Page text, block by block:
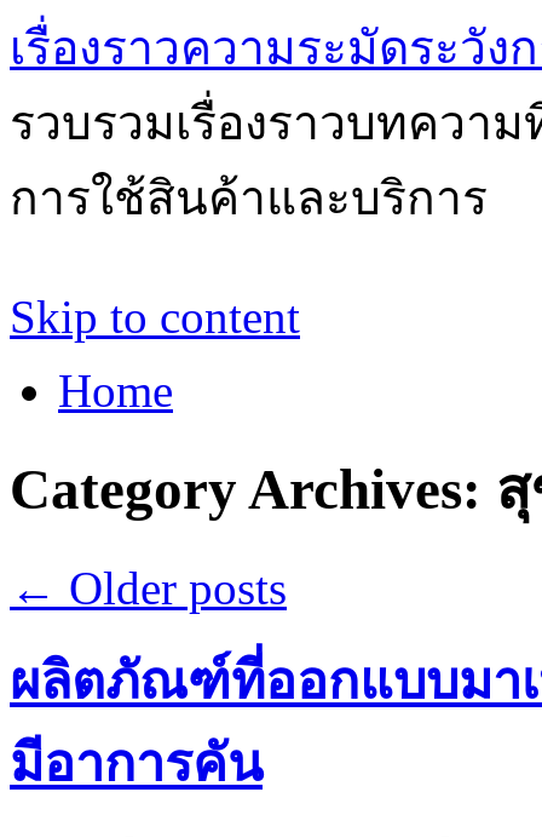
เรื่องราวความระมัดระวัง
รวบรวมเรื่องราวบทควา
การใช้สินค้าและบริการ
Skip to content
Home
Category Archives:
← Older posts
ผลิตภัณฑ์ที่ออกแบบมา
มีอาการคัน